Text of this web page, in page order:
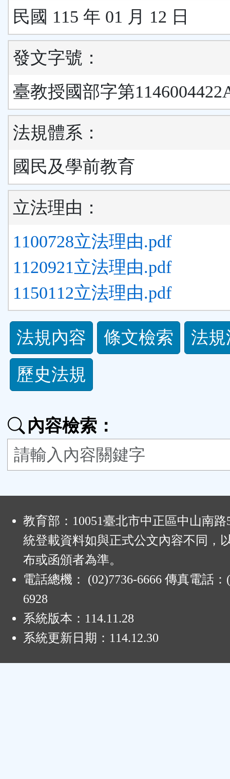
民國 115 年 01 月 12 日
發文字號：
臺教授國部字第
法規體系：
國民及學前教育
立法理由：
1100728立法理由.pdf
1120921立法理由.pdf
1150112立法理由.pdf
法
規
功
按
鈕
法規內容 條文檢索
法
歷史法規
內容檢索：
教育部：10051臺北市中正區中山南
統登載資料如與正式公文內容不同，
布或函頒者為準。
電話總機： (02)7736-6666 傳真電話：
6928
系統版本： 114.11.28
系統更新日期： 114.12.30